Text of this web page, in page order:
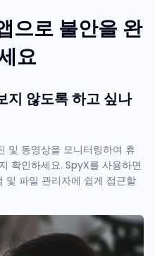
으로 불안을 완
요
지 않도록 하고 싶나
및 동영상을 모니터링하여 휴
확인하세요. SpyX를 사용하면
및 파일 관리자에 쉽게 접근할